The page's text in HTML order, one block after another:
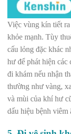
Việc vùng kín tiết ra
khỏe mạnh. Tùy
cấu lỏng đặc khác
hư để phát hiện các
đi khám nếu nhận
thường như vàng,
và mùi của khí hư
dấu hiệu bệnh viêm